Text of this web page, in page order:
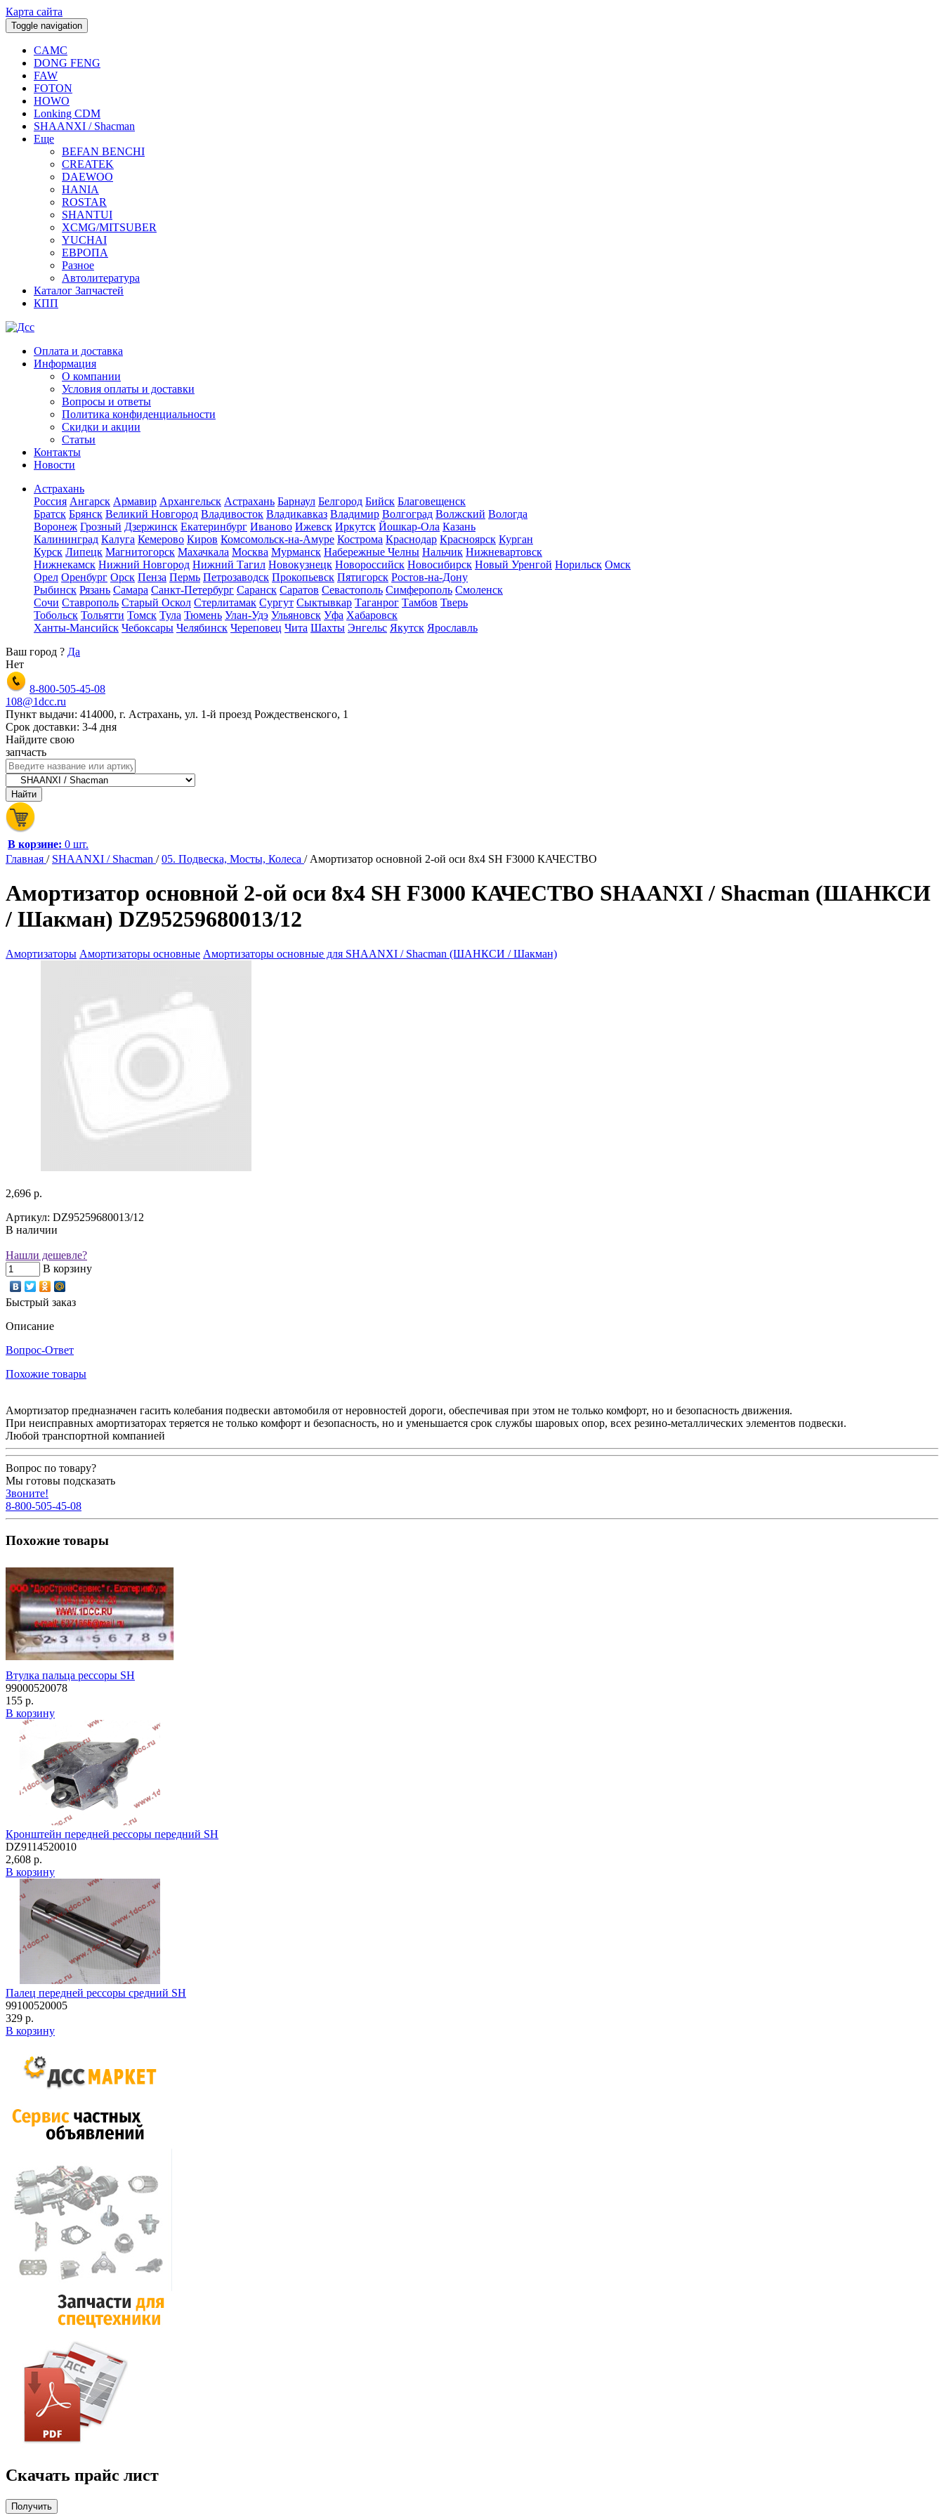
Карта сайта
Toggle navigation
CAMC
DONG FENG
FAW
FOTON
HOWO
Lonking CDM
SHAANXI / Shacman
Еще
BEFAN BENCHI
CREATEK
DAEWOO
HANIA
ROSTAR
SHANTUI
XCMG/MITSUBER
YUCHAI
ЕВРОПА
Разное
Aвтолитература
Каталог Запчастей
КПП
Оплата и доставка
Информация
О компании
Условия оплаты и доставки
Вопросы и ответы
Политика конфиденциальности
Скидки и акции
Статьи
Контакты
Новости
Астрахань
Россия Ангарск Армавир Архангельск Астрахань Барнаул Белгород Бийск Благовещенск
Братск Брянск Великий Новгород Владивосток Владикавказ Владимир Волгоград Волжский Вологда
Воронеж Грозный Дзержинск Екатеринбург Иваново Ижевск Иркутск Йошкар-Ола Казань
Калининград Калуга Кемерово Киров Комсомольск-на-Амуре Кострома Краснодар Красноярск Курган
Курск Липецк Магнитогорск Махачкала Москва Мурманск Набережные Челны Нальчик Нижневартовск
Нижнекамск Нижний Новгород Нижний Тагил Новокузнецк Новороссийск Новосибирск Новый Уренгой Норильск Омск
Орел Оренбург Орск Пенза Пермь Петрозаводск Прокопьевск Пятигорск Ростов-на-Дону
Рыбинск Рязань Самара Санкт-Петербург Саранск Саратов Севастополь Симферополь Смоленск
Сочи Ставрополь Старый Оскол Стерлитамак Сургут Сыктывкар Таганрог Тамбов Тверь
Тобольск Тольятти Томск Тула Тюмень Улан-Удэ Ульяновск Уфа Хабаровск
Ханты-Мансийск Чебоксары Челябинск Череповец Чита Шахты Энгельс Якутск Ярославль
Ваш город ? Да
Нет
8-800-505-45-08
108@1dcc.ru
Пункт выдачи: 414000, г. Астрахань, ул. 1-й проезд Рождественского, 1
Срок доставки: 3-4 дня
Найдите свою
запчасть
В корзине: 0 шт.
Главная / SHAANXI / Shacman /05. Подвеска, Мосты, Колеса / Амортизатор основной 2-ой оси 8х4 SH F3000 КАЧЕСТВО
Амортизатор основной 2-ой оси 8х4 SH F3000 КАЧЕСТВО SHAANXI / Shacman (ШАНКСИ
/ Шакман) DZ95259680013/12
Амортизаторы Амортизаторы основные Амортизаторы основные для SHAANXI / Shacman (ШАНКСИ / Шакман)
2,696 р.
Артикул: DZ95259680013/12
В наличии
Нашли дешевле?
В корзину
Быстрый заказ
Описание
Вопрос-Ответ
Похожие товары
Амортизатор предназначен гасить колебания подвески автомобиля от неровностей дороги, обеспечивая при этом не только комфорт, но и безопасность движения.
При неисправных амортизаторах теряется не только комфорт и безопасность, но и уменьшается срок службы шаровых опор, всех резино-металлических элементов подвески.
Любой транспортной компанией
Вопрос по товару?
Мы готовы подсказать
Звоните!
8-800-505-45-08
Похожие товары
Втулка пальца рессоры SH
99000520078
155 р.
В корзину
Кронштейн передней рессоры передний SH
DZ9114520010
2,608 р.
В корзину
Палец передней рессоры средний SH
99100520005
329 р.
В корзину
Скачать прайс лист
Получить